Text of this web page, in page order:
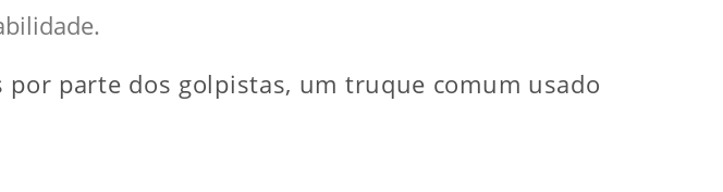
parte dos golpistas, um truque comum usado